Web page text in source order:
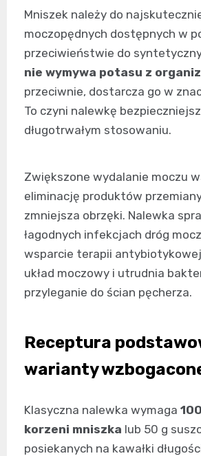
Mniszek należy do
moczopędnych dostępnych w
przeciwieństwie do
nie wymywa potasu z
przeciwnie, dostarcza go w
To czyni nalewkę
długotrwałym stosowaniu.
Zwiększone wydalanie moczu
eliminację produktów
zmniejsza obrzęki. Nalewka
łagodnych infekcjach dróg
wsparcie terapii antybiotykowej
układ moczowy i utrudnia
przyleganie do ścian pęcherza.
Receptura
warianty
Klasyczna nalewka wymaga
korzeni mniszka lub 50 g
posiekanych na kawałki